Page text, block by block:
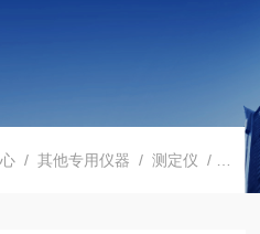
/其他专用仪器 /测定仪 / H14023磁性/涡流两用涂层测厚仪